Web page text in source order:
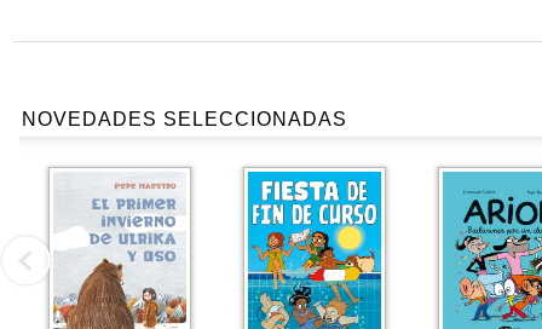
NOVEDADES SELECCIONADAS